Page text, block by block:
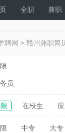
全职 兼职
聘网 > 赣州兼职简
员
在校生
中专 大专